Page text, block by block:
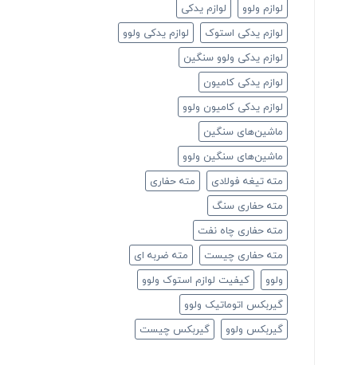
لوازم ولوو
لوازم یدکی
لوازم یدکی استوک
لوازم یدکی ولوو
لوازم یدکی ولوو سنگین
لوازم یدکی کامیون
لوازم یدکی کامیون ولوو
ماشین‌های سنگین
ماشین‌های سنگین ولوو
مته تیغه فولادی
مته حفاری
مته حفاری سنگ
مته حفاری چاه نفت
مته حفاری چیست
مته ضربه ای
ولوو
کیفیت لوازم استوک ولوو
گیربکس اتوماتیک ولوو
گیربکس ولوو
گیربکس چیست